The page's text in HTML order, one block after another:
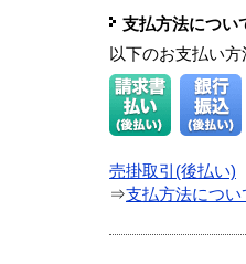
支払方法につい
以下のお支払い方
売掛取引(後払い)
⇒支払方法につい